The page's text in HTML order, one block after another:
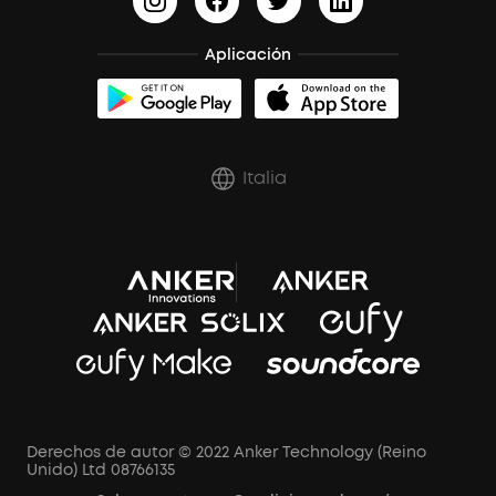
Aplicación
Italia
Derechos de autor © 2022 Anker Technology (Reino
Unido) Ltd 08766135